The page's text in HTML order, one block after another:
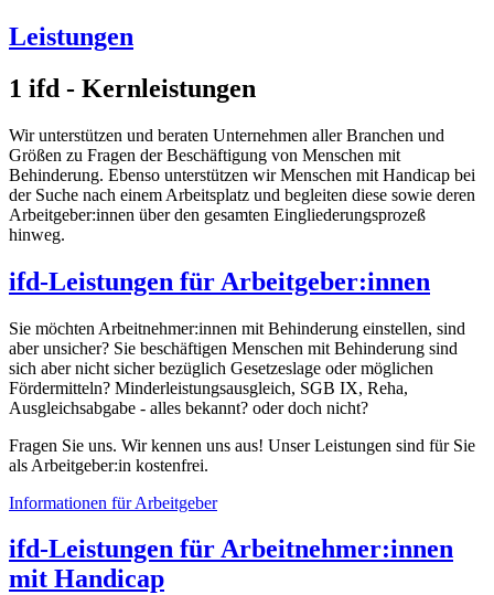
Leistungen
1 ifd - Kernleistungen
Wir unterstützen und beraten Unternehmen aller Branchen und
Größen zu Fragen der Beschäftigung von Menschen mit
Behinderung. Ebenso unterstützen wir Menschen mit Handicap bei
der Suche nach einem Arbeitsplatz und begleiten diese sowie deren
Arbeitgeber:innen über den gesamten Eingliederungsprozeß
hinweg.
ifd-Leistungen für Arbeitgeber:innen
Sie möchten Arbeitnehmer:innen mit Behinderung einstellen, sind
aber unsicher? Sie beschäftigen Menschen mit Behinderung sind
sich aber nicht sicher bezüglich Gesetzeslage oder möglichen
Fördermitteln? Minderleistungsausgleich, SGB IX, Reha,
Ausgleichsabgabe - alles bekannt? oder doch nicht?
Fragen Sie uns. Wir kennen uns aus! Unser Leistungen sind für Sie
als Arbeitgeber:in kostenfrei.
Informationen für Arbeitgeber
ifd-Leistungen für Arbeitnehmer:innen
mit Handicap